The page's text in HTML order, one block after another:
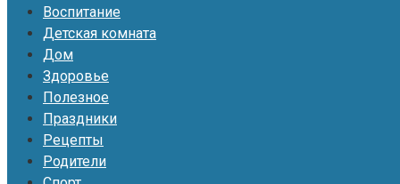
Воспитание
Детская комната
Дом
Здоровье
Полезное
Праздники
Рецепты
Родители